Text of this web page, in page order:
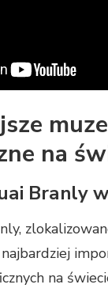
na
Branly
na